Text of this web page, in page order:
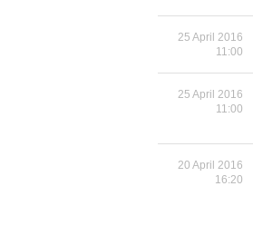
25 April 2016
11:00
25 April 2016
11:00
20 April 2016
16:20